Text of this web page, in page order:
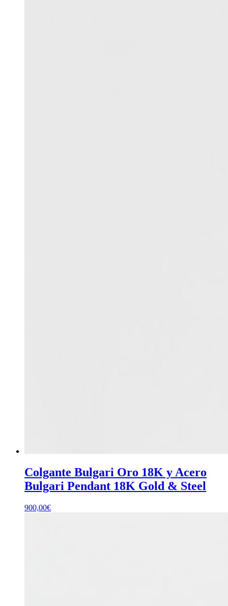
Colgante Bulgari Oro 18K y Acero
Bulgari Pendant 18K Gold & Steel
900,00€